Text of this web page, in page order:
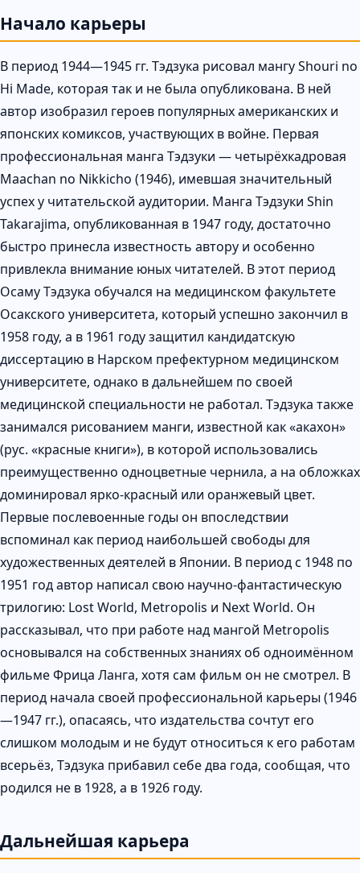
Начало карьеры
В период 1944—1945 гг. Тэдзука рисовал мангу Shouri no
Hi Made, которая так и не была опубликована. В ней
автор изобразил героев популярных американских и
японских комиксов, участвующих в войне. Первая
профессиональная манга Тэдзуки — четырёхкадровая
Maachan no Nikkicho (1946), имевшая значительный
успех у читательской аудитории. Манга Тэдзуки Shin
Takarajima, опубликованная в 1947 году, достаточно
быстро принесла известность автору и особенно
привлекла внимание юных читателей. В этот период
Осаму Тэдзука обучался на медицинском факультете
Осакского университета, который успешно закончил в
1958 году, а в 1961 году защитил кандидатскую
диссертацию в Нарском префектурном медицинском
университете, однако в дальнейшем по своей
медицинской специальности не работал. Тэдзука также
занимался рисованием манги, известной как «акахон»
(рус. «красные книги»), в которой использовались
преимущественно одноцветные чернила, а на обложках
доминировал ярко-красный или оранжевый цвет.
Первые послевоенные годы он впоследствии
вспоминал как период наибольшей свободы для
художественных деятелей в Японии. В период с 1948 по
1951 год автор написал свою научно-фантастическую
трилогию: Lost World, Metropolis и Next World. Он
рассказывал, что при работе над мангой Metropolis
основывался на собственных знаниях об одноимённом
фильме Фрица Ланга, хотя сам фильм он не смотрел. В
период начала своей профессиональной карьеры (1946
—1947 гг.), опасаясь, что издательства сочтут его
слишком молодым и не будут относиться к его работам
всерьёз, Тэдзука прибавил себе два года, сообщая, что
родился не в 1928, а в 1926 году.
Дальнейшая карьера